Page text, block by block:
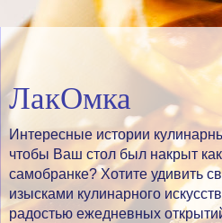
ЛакОмка
Интересные истории
чтобы Ваш стол был накрыт как
самобранке? Хотите удивить
изысками кулинарного
радостью ежедневных